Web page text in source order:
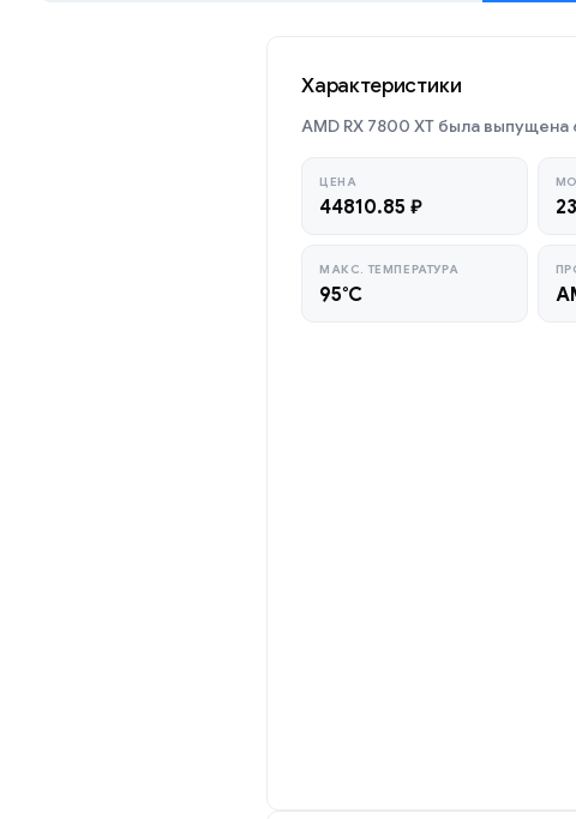
Характеристики
AMD RX 7800 XT была выпущена
ЦЕНА
44810.85 ₽
МАКС. ТЕМПЕРАТУРА
95°C